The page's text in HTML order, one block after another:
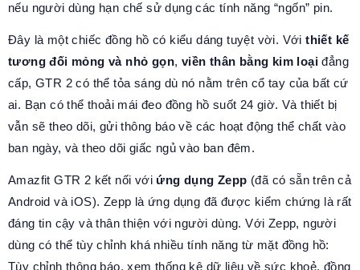
nếu người dùng hạn chế sử dụng các tính năng “ngốn” pin.
Đây là một chiếc đồng hồ có kiểu dáng tuyệt vời. Vớithiết kế
tương đối mỏng và nhỏ gọn, viền thân bằng kim loại đẳng
cấp, GTR 2 có thể tỏa sáng dù nó nằm trên cổ tay của bất cứ
ai. Bạn có thể thoải mái đeo đồng hồ suốt 24 giờ. Và thiết bị
vẫn sẽ theo dõi, gửi thông báo về các hoạt động thể chất vào
ban ngày, và theo dõi giấc ngủ vào ban đêm.
Amazfit GTR 2 kết nối với ứng dụng Zepp (đã có sẵn trên cả
Android và iOS). Zepp là ứng dụng đã được kiểm chứng là rất
đáng tin cậy và thân thiện với người dùng. Với Zepp, người
dùng có thể tùy chỉnh khá nhiều tính năng từ mặt đồng hồ:
Tùy chỉnh thông báo, xem thống kê dữ liệu về sức khoẻ, đồng